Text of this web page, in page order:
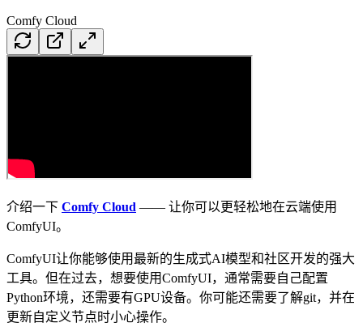
Comfy Cloud
介绍一下 Comfy Cloud —— 让你可以更轻松地在云端使用
ComfyUI。
ComfyUI让你能够使用最新的生成式AI模型和社区开发的强大
工具。但在过去，想要使用ComfyUI，通常需要自己配置
Python环境，还需要有GPU设备。你可能还需要了解git，并在
更新自定义节点时小心操作。